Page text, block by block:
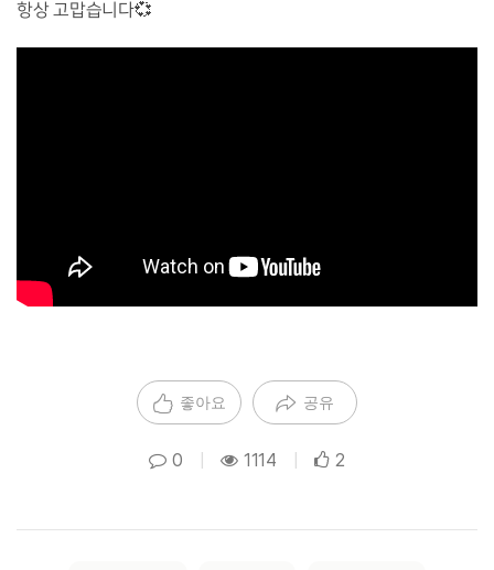
항상 고맙습니다💞
좋아요 공유
0 1114 2